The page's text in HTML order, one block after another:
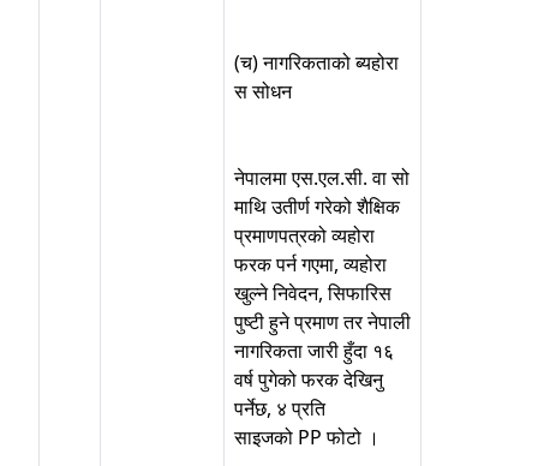
(च) नागरिकताको ब्यहोरा
स सोधन
नेपालमा एस.एल.सी. वा सो
माथि उतीर्ण गरेको शैक्षिक
प्रमाणपत्रको व्यहोरा
फरक पर्न गएमा, व्यहोरा
खुल्ने निवेदन, सिफारिस
पुष्टी हुने प्रमाण तर नेपाली
नागरिकता जारी हुँदा १६
वर्ष पुगेको फरक देखिनु
पर्नेछ, ४ प्रति
साइजको PP फोटो ।